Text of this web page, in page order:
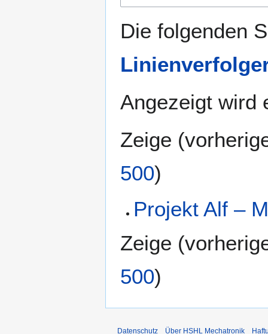
Die folgenden
Angezeigt wird
Zeige (
500)
Projekt Alf –
Zeige (
500)
Datenschutz Über HSHL Mechatronik